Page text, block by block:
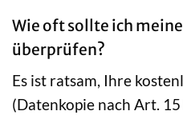
Wie oft sollte ich
überprüfen?
Es ist ratsam, Ihre
(Datenkopie nach Art.